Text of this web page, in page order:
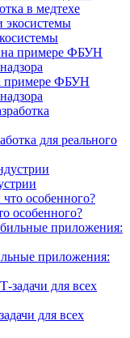
в медтехе
примере ФБУН
для реального
особенного?
приложения:
для всех